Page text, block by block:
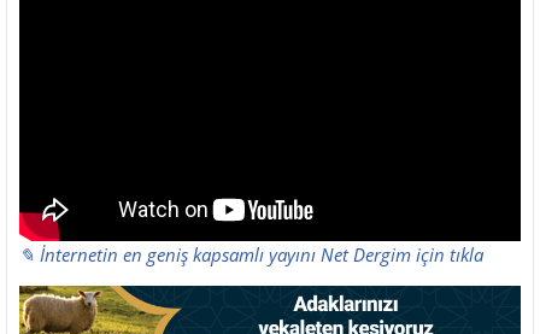
✎ İnternetin en geniş kapsamlı yayını Net Dergim için tıkla